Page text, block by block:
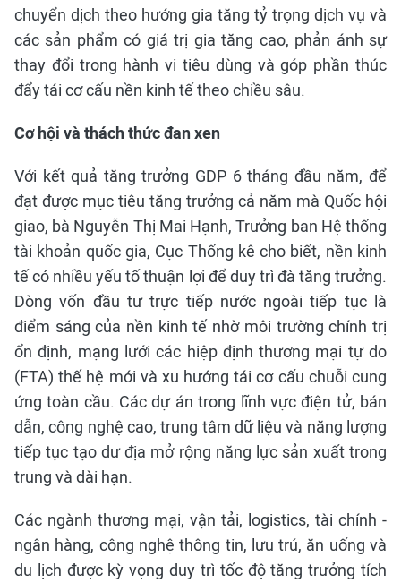
chuyển dịch theo hướng gia tăng tỷ trọng dịch vụ và
các sản phẩm có giá trị gia tăng cao, phản ánh sự
thay đổi trong hành vi tiêu dùng và góp phần thúc
đẩy tái cơ cấu nền kinh tế theo chiều sâu.
Cơ hội và thách thức đan xen
Với kết quả tăng trưởng GDP 6 tháng đầu năm, để
đạt được mục tiêu tăng trưởng cả năm mà Quốc hội
giao, bà Nguyễn Thị Mai Hạnh, Trưởng ban Hệ thống
tài khoản quốc gia, Cục Thống kê cho biết, nền kinh
tế có nhiều yếu tố thuận lợi để duy trì đà tăng trưởng.
Dòng vốn đầu tư trực tiếp nước ngoài tiếp tục là
điểm sáng của nền kinh tế nhờ môi trường chính trị
ổn định, mạng lưới các hiệp định thương mại tự do
(FTA) thế hệ mới và xu hướng tái cơ cấu chuỗi cung
ứng toàn cầu. Các dự án trong lĩnh vực điện tử, bán
dẫn, công nghệ cao, trung tâm dữ liệu và năng lượng
tiếp tục tạo dư địa mở rộng năng lực sản xuất trong
trung và dài hạn.
Các ngành thương mại, vận tải, logistics, tài chính -
ngân hàng, công nghệ thông tin, lưu trú, ăn uống và
du lịch được kỳ vọng duy trì tốc độ tăng trưởng tích